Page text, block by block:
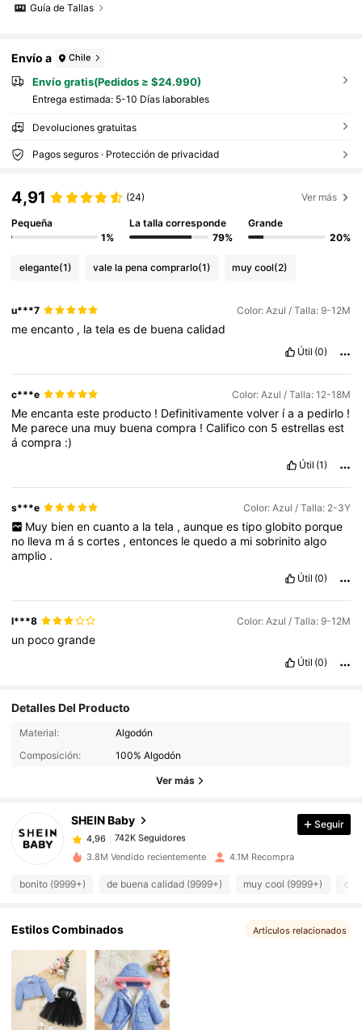
Guía de Tallas
Envío a Chile
Envío gratis(Pedidos ≥ $24.990)
Entrega estimada: 5-10 Días laborables
Devoluciones gratuitas
Pagos seguros · Protección de privacidad
4,91 (24) Ver más
Pequeña
1%
La talla corresponde
79%
Grande
20%
elegante(1) vale la pena comprarlo(1) muy cool(2)
u***7 Color: Azul / Talla: 9-12M
meencanto , latelaesde buenacalidad
Útil (0)
c***e Color: Azul / Talla: 12-18M
Meencantaeste producto ! Definitivamentevolver íaa pedirlo !
Me parece una muy buenacompra !Calificocon 5estrellasest
ácompra :)
Útil (1)
s***e Color: Azul / Talla: 2-3Y
Muy bien en cuanto a la tela , aunque es tipo globito porque
no lleva máscortes ,entonces lequedoa misobrinitoalgo
amplio .
Útil (0)
l***8 Color: Azul / Talla: 9-12M
un pocogrande
Útil (0)
Detalles Del Producto
Material:
Algodón
Composición:
100% Algodón
Ver más
SHEIN Baby
742K Seguidores
742K Seguidores
4,96
742K Seguidores
742K Seguidores
742K Seguidores
4,96 742K Seguidores
Seguir
3.8M Vendido recientemente 4.1M Recompra
bonito (9999+) de buena calidad (9999+) muy cool (9999+)
Estilos Combinados Artículos relacionados